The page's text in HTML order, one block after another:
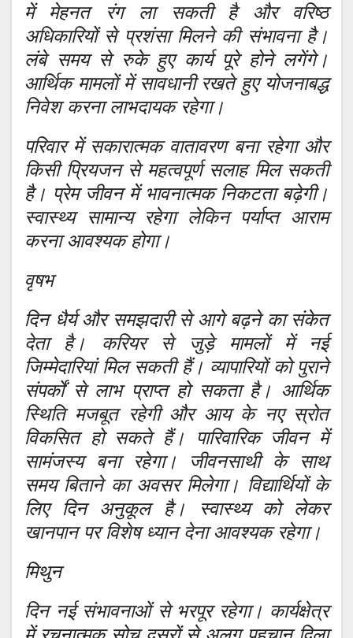
में मेहनत रंग ला सकती है और वरिष्ठ
अधिकारियों से प्रशंसा मिलने की संभावना है।
लंबे समय से रुके हुए कार्य पूरे होने लगेंगे।
आर्थिक मामलों में सावधानी रखते हुए योजनाबद्ध
निवेश करना लाभदायक रहेगा।
परिवार में सकारात्मक वातावरण बना रहेगा और
किसी प्रियजन से महत्वपूर्ण सलाह मिल सकती
है। प्रेम जीवन में भावनात्मक निकटता बढ़ेगी।
स्वास्थ्य सामान्य रहेगा लेकिन पर्याप्त आराम
करना आवश्यक होगा।
वृषभ
दिन धैर्य और समझदारी से आगे बढ़ने का संकेत
देता है। करियर से जुड़े मामलों में नई
जिम्मेदारियां मिल सकती हैं। व्यापारियों को पुराने
संपर्कों से लाभ प्राप्त हो सकता है। आर्थिक
स्थिति मजबूत रहेगी और आय के नए स्रोत
विकसित हो सकते हैं। पारिवारिक जीवन में
सामंजस्य बना रहेगा। जीवनसाथी के साथ
समय बिताने का अवसर मिलेगा। विद्यार्थियों के
लिए दिन अनुकूल है। स्वास्थ्य को लेकर
खानपान पर विशेष ध्यान देना आवश्यक रहेगा।
मिथुन
दिन नई संभावनाओं से भरपूर रहेगा। कार्यक्षेत्र